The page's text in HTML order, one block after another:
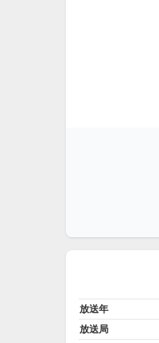
放送年
放送局